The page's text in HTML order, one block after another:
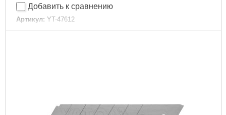
Добавить к сравнению
Артикул: YT-47612
Код товара: 23.17.15